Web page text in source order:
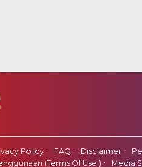
Policy FAQ Disclaimer
(Terms Of Use )
Media